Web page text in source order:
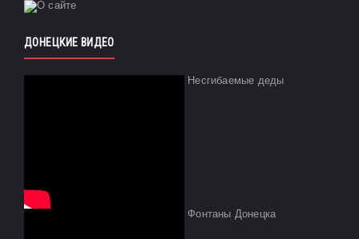
ДОНЕЦКИЕ ВИДЕО
Несгибаемые деды
Фонтаны Донецка